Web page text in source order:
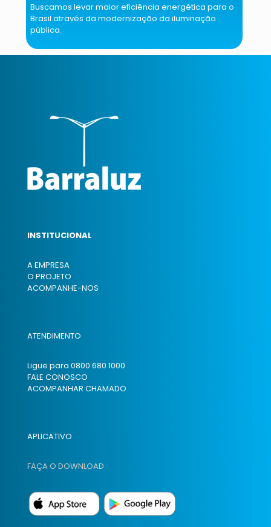
Buscamos levar maior eficiência energética para o
Brasil através da modernização da iluminação
pública.
INSTITUCIONAL
A EMPRESA
O PROJETO
ACOMPANHE-NOS
ATENDIMENTO
Ligue para 0800 680 1000
FALE CONOSCO
ACOMPANHAR CHAMADO
APLICATIVO
FAÇA O DOWNLOAD